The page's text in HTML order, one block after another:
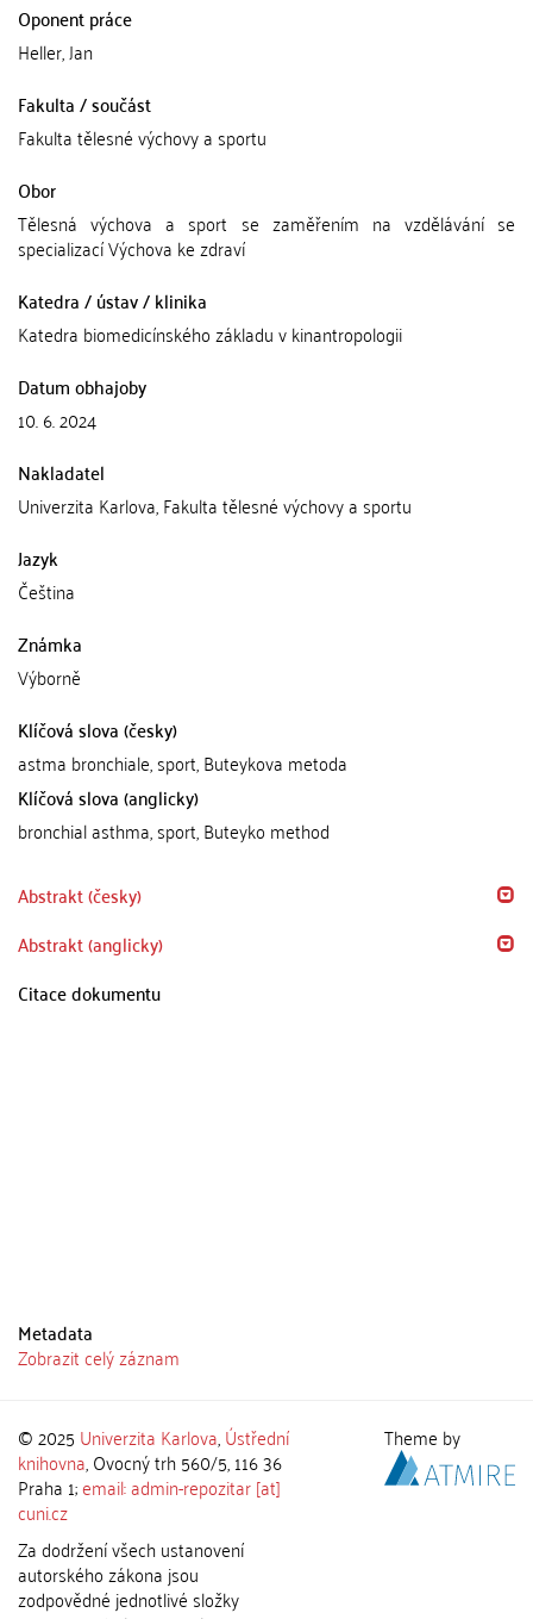
Oponent práce
Heller, Jan
Fakulta / součást
Fakulta tělesné výchovy a sportu
Obor
Tělesná výchova a sport se zaměřením na vzdělávání se
specializací Výchova ke zdraví
Katedra / ústav / klinika
Katedra biomedicínského základu v kinantropologii
Datum obhajoby
10. 6. 2024
Nakladatel
Univerzita Karlova, Fakulta tělesné výchovy a sportu
Jazyk
Čeština
Známka
Výborně
Klíčová slova (česky)
astma bronchiale, sport, Buteykova metoda
Klíčová slova (anglicky)
bronchial asthma, sport, Buteyko method
Abstrakt (česky)
Abstrakt (anglicky)
Citace dokumentu
Metadata
Zobrazit celý záznam
© 2025 Univerzita Karlova,Ústřední
knihovna, Ovocný trh 560/5, 116 36
Praha 1;email: admin-repozitar [at]
cuni.cz
Za dodržení všech ustanovení
autorského zákona jsou
zodpovědné jednotlivé složky
Theme by